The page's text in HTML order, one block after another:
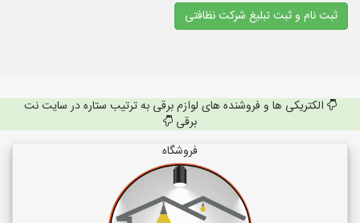
ثبت نام و ثبت تبلیغ شرکت نظافتی
الکتریکی ها و فروشنده های لوازم برقی به ترتیب ستاره در سایت نت
برقی
فروشگاه